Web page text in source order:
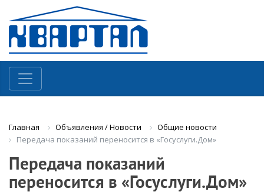
Главная Объявления / Новости
Общие новости
Передача показаний переносится в «Госуслуги.Дом»
Передача показаний
переносится в «Госуслуги.Дом»